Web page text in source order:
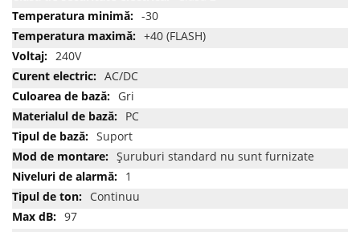
-30
+40 (FLASH)
240V
AC/DC
Gri
PC
Suport
Șuruburi standard nu sunt furnizate
1
Continuu
97